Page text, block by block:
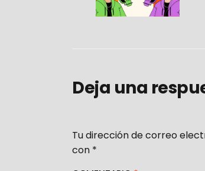
Deja una
Tu dirección de correo
con *